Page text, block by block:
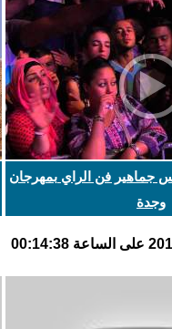
جماهير فن الراي بمهرجان
وجدة